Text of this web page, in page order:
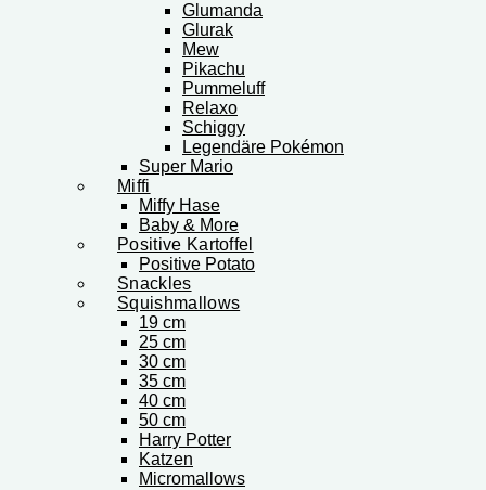
Glumanda
Glurak
Mew
Pikachu
Pummeluff
Relaxo
Schiggy
Legendäre Pokémon
Super Mario
Miffi
Miffy Hase
Baby & More
Positive Kartoffel
Positive Potato
Snackles
Squishmallows
19 cm
25 cm
30 cm
35 cm
40 cm
50 cm
Harry Potter
Katzen
Micromallows